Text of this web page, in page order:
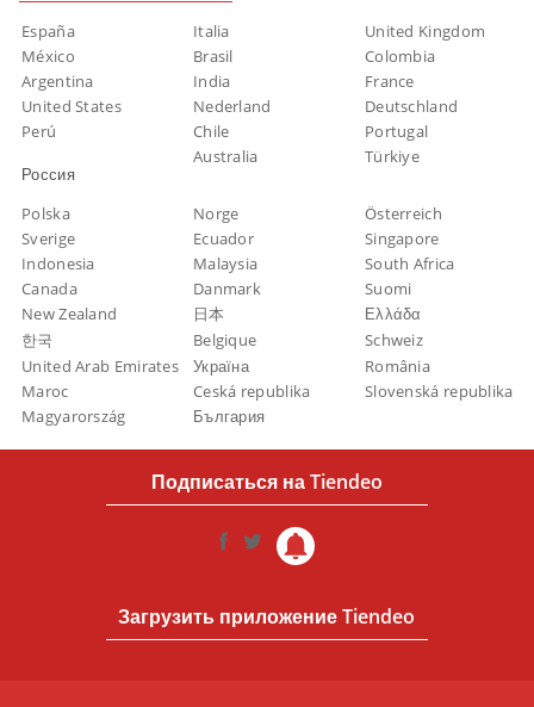
España Italia
United Kingdom
México
Brasil
Colombia
Argentina
India
France
United States
Nederland
Deutschland
Perú
Chile
Portugal
Россия
Australia Türkiye
Polska Norge
Österreich
Sverige
Ecuador
Singapore
Indonesia
Malaysia
South Africa
Canada
Danmark
Suomi
New Zealand
日本
Ελλάδα
한국
Belgique
Schweiz
United Arab Emirates
Україна
România
Maroc
Ceská republika
Slovenská republika
Magyarország
България
Подписаться на Tiendeo
Загрузить приложение Tiendeo